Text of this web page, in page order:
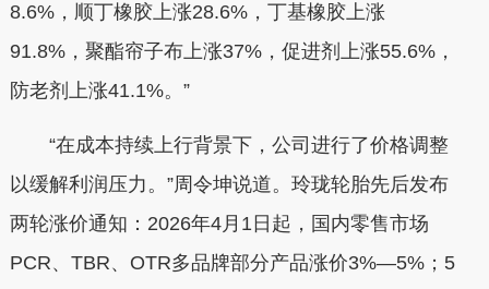
8.6%，顺丁橡胶上涨28.6%，丁基橡胶上涨
91.8%，聚酯帘子布上涨37%，促进剂上涨55.6%，
防老剂上涨41.1%。”
“在成本持续上行背景下，公司进行了价格调整
以缓解利润压力。”周令坤说道。玲珑轮胎先后发布
两轮涨价通知：2026年4月1日起，国内零售市场
PCR、TBR、OTR多品牌部分产品涨价3%—5%；5